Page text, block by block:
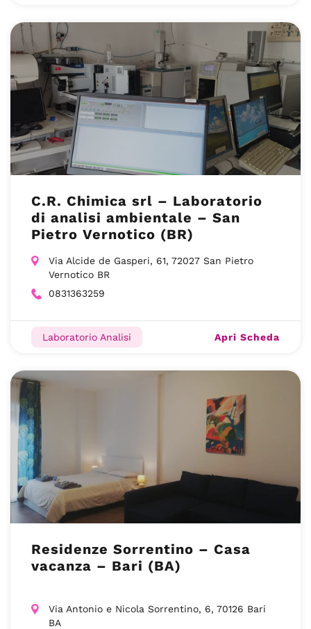
C.R. Chimica srl – Laboratorio
di analisi ambientale – San
Pietro Vernotico (BR)
Via Alcide de Gasperi, 61, 72027 San Pietro
Vernotico BR
0831363259
Laboratorio Analisi Apri Scheda
Residenze Sorrentino – Casa
vacanza – Bari (BA)
Via Antonio e Nicola Sorrentino, 6, 70126 Bari
BA